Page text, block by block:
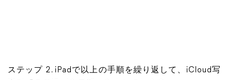
ステップ 2. iPadで以上の手順を繰り返して、iCloud写